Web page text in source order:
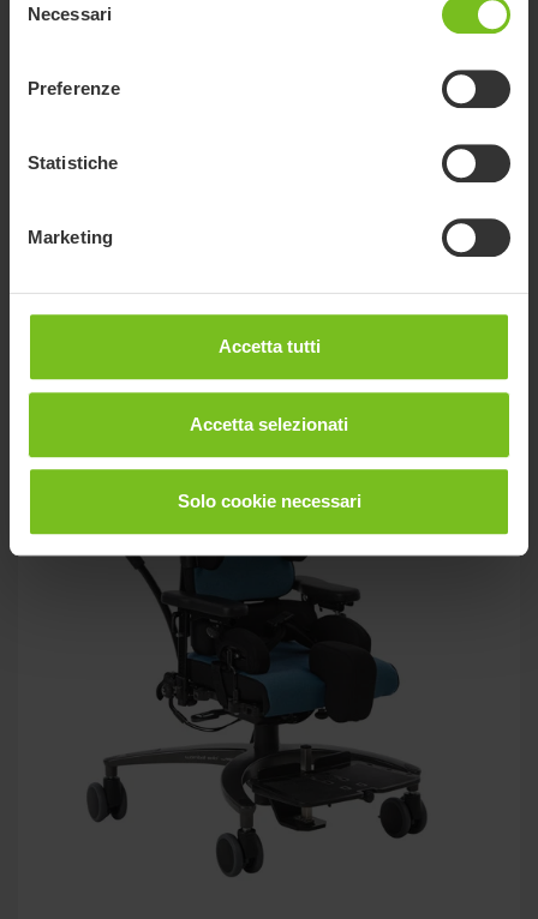
delNecessari
Preferenze
Statistiche
Marketing
Accetta tutti
Accetta selezionati
Solo cookie necessari
X:Panda è un sistema di seduta dinamico e modulare,
utilizzabile sia su basi da interno che da esterno.